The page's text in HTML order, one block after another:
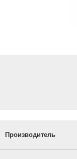
Производитель